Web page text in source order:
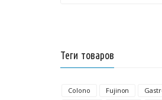
Теги товаров
Colono Fujinon